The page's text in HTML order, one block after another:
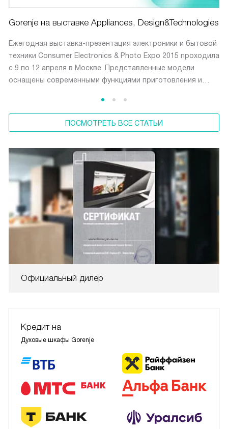
Gorenje на выставке Appliances, Design&Technologies
Ежегодная выставка-презентация электроники и бытовой
техники Consumer Electronics & Photo Expo 2015 проходила
с 9 по 12 апреля в Москве. Представленные модели
оснащены современными функциями приготовления и
ПОСМОТРЕТЬ ВСЕ СТАТЬИ
Официальный дилер
Кредит на
Духовые шкафы Gorenje